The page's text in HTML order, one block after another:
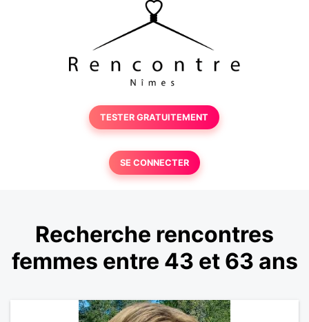
TESTER GRATUITEMENT
SE CONNECTER
Recherche rencontres
femmes entre 43 et 63 ans